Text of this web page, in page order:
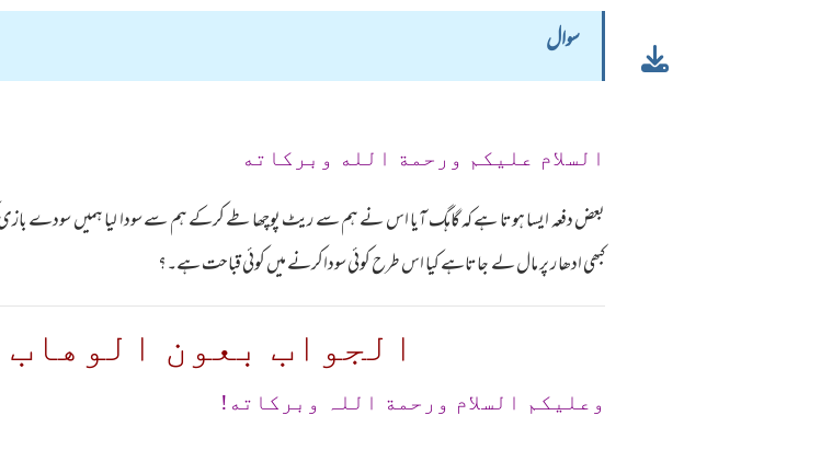
سوال
السلام عليكم ورحمة الله وبركاته
بعض دفعہ ایسا ہوتا ہے کہ گاہگ آیا اس نے ہم سے ریٹ پوچھا طے کرکے ہم سے سودا لیا ہمیں سودے بازی
کبھی ادھا ر پر مال لے جاتاہے کیا اس طرح کوئی سوداکرنے میں کوئی قباحت ہے۔؟
الجواب بعون
وعلیکم السلام ورحمة اللہ وبرکاته!